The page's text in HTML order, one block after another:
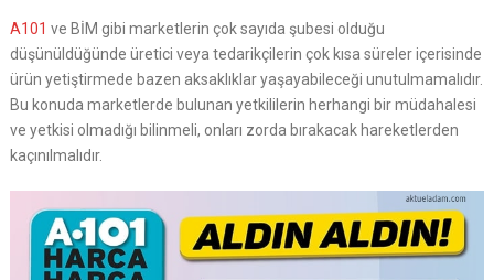
A101 ve BİM gibi marketlerin çok sayıda şubesi olduğu
düşünüldüğünde üretici veya tedarikçilerin çok kısa süreler içerisinde
ürün yetiştirmede bazen aksaklıklar yaşayabileceği unutulmamalıdır.
Bu konuda marketlerde bulunan yetkililerin herhangi bir müdahalesi
ve yetkisi olmadığı bilinmeli, onları zorda bırakacak hareketlerden
kaçınılmalıdır.